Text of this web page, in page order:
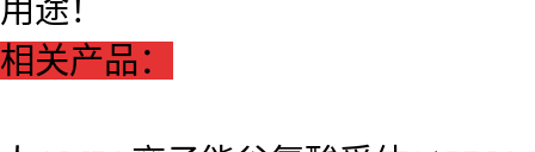
用途！
相关产品：